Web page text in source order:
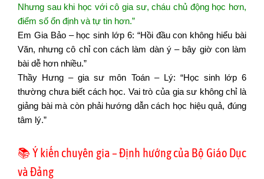
Nhưng sau khi học với cô gia sư, cháu chủ động học hơn,
điểm số ổn định và tự tin hơn.”
Em Gia Bảo – học sinh lớp 6: “Hồi đầu con không hiểu bài
Văn, nhưng cô chỉ con cách làm dàn ý – bây giờ con làm
bài dễ hơn nhiều.”
Thầy Hưng – gia sư môn Toán – Lý: “Học sinh lớp 6
thường chưa biết cách học. Vai trò của gia sư không chỉ là
giảng bài mà còn phải hướng dẫn cách học hiệu quả, đúng
tâm lý.”
📚 Ý kiến chuyên gia – Định hướng của Bộ Giáo Dục
và Đảng